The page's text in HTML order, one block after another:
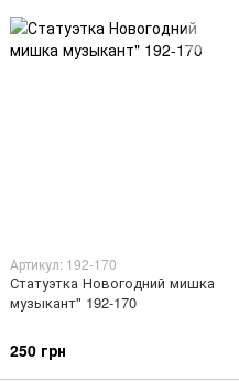
Артикул: 192-170
Статуэтка Новогодний мишка
музыкант" 192-170
250 грн